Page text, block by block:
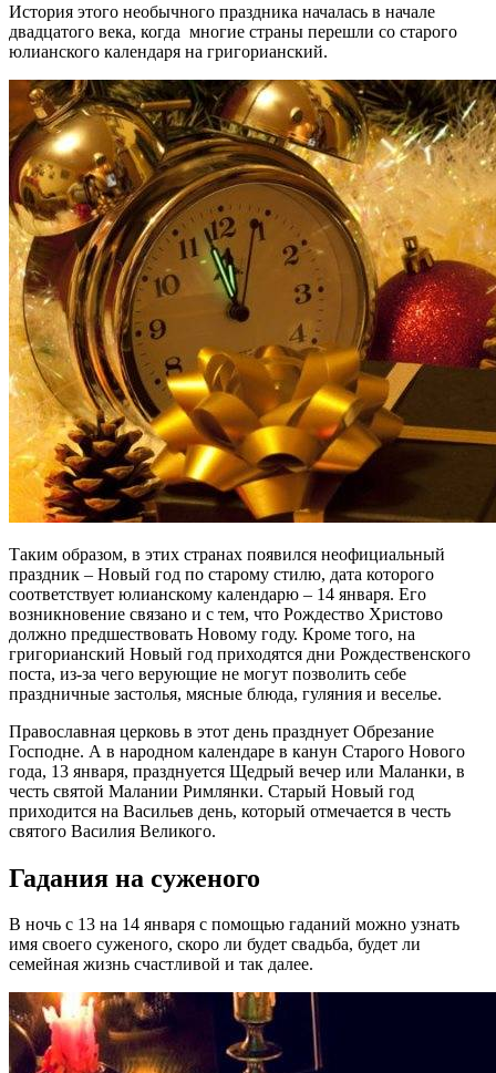
История этого необычного праздника началась в начале
двадцатого века, когда многие страны перешли со старого
юлианского календаря на григорианский.
Таким образом, в этих странах появился неофициальный
праздник – Новый год по старому стилю, дата которого
соответствует юлианскому календарю – 14 января. Его
возникновение связано и с тем, что Рождество Христово
должно предшествовать Новому году. Кроме того, на
григорианский Новый год приходятся дни Рождественского
поста, из-за чего верующие не могут позволить себе
праздничные застолья, мясные блюда, гуляния и веселье.
Православная церковь в этот день празднует Обрезание
Господне. А в народном календаре в канун Старого Нового
года, 13 января, празднуется Щедрый вечер или Маланки, в
честь святой Малании Римлянки. Старый Новый год
приходится на Васильев день, который отмечается в честь
святого Василия Великого.
Гадания на суженого
В ночь с 13 на 14 января с помощью гаданий можно узнать
имя своего суженого, скоро ли будет свадьба, будет ли
семейная жизнь счастливой и так далее.